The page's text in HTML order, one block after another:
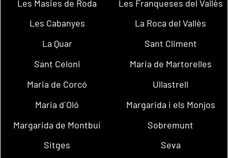
Les Masies de Roda
Les Franqueses del Vallès
Les Cabanyes
La Roca del Vallès
La Quar
Sant Climent
Sant Celoni
Maria de Martorelles
Maria de Corcó
Ullastrell
Maria d´Oló
Margarida i els Monjos
Margarida de Montbui
Sobremunt
Sitges
Seva